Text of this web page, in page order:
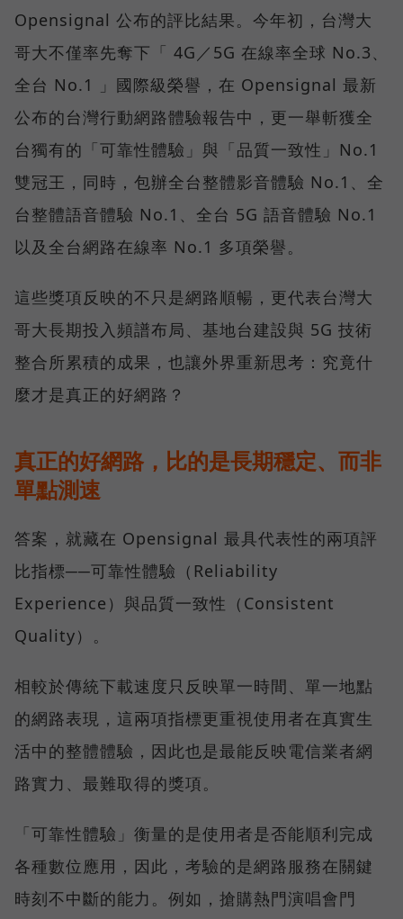
Opensignal 公布的評比結果。今年初，台灣大
哥大不僅率先奪下「 4G／5G 在線率全球 No.3、
全台 No.1 」國際級榮譽，在 Opensignal 最新
公布的台灣行動網路體驗報告中，更一舉斬獲全
台獨有的「可靠性體驗」與「品質一致性」No.1
雙冠王，同時，包辦全台整體影音體驗 No.1、全
台整體語音體驗 No.1、全台 5G 語音體驗 No.1
以及全台網路在線率 No.1 多項榮譽。
這些獎項反映的不只是網路順暢，更代表台灣大
哥大長期投入頻譜布局、基地台建設與 5G 技術
整合所累積的成果，也讓外界重新思考：究竟什
麼才是真正的好網路？
真正的好網路，比的是長期穩定、而非
單點測速
答案，就藏在 Opensignal 最具代表性的兩項評
比指標──可靠性體驗（Reliability
Experience）與品質一致性（Consistent
Quality）。
相較於傳統下載速度只反映單一時間、單一地點
的網路表現，這兩項指標更重視使用者在真實生
活中的整體體驗，因此也是最能反映電信業者網
路實力、最難取得的獎項。
「可靠性體驗」衡量的是使用者是否能順利完成
各種數位應用，因此，考驗的是網路服務在關鍵
時刻不中斷的能力。例如，搶購熱門演唱會門